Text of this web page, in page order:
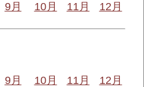
9月 10月 11月 12月
9月 10月 11月 12月